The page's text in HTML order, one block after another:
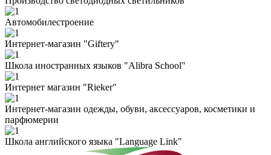
Автомобилестроение
Интернет-магазин "Giftery"
Школа иностранных языков "Alibra School"
Интернет магазин "Rieker"
Интернет-магазин одежды, обуви, аксессуаров, косметики и
парфюмерии
Школа английского языка "Language Link"